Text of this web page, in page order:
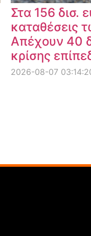
Στα 156 δισ.
καταθέσεις
Απέχουν 40
κρίσης
2026-08-07